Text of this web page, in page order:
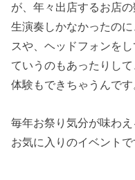
が、年々出店するお店
生演奏しかなかったの
スや、ヘッドフォンを
ていうのもあったりし
体験もできちゃうんです
毎年お祭り気分が味わ
お気に入りのイベントで